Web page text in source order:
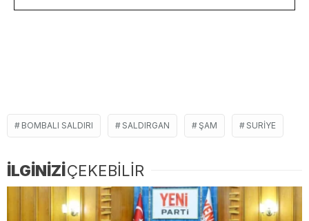
BOMBALI SALDIRI SALDIRGAN ŞAM SURIYE
İLGİNİZİÇEKEBİLİR